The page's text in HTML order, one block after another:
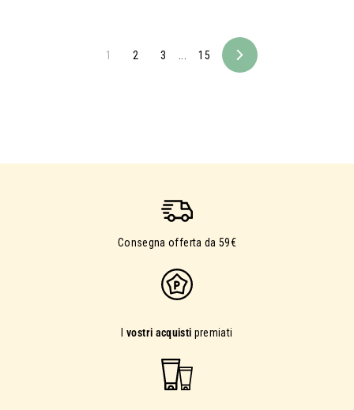
1 2 3 15
Avanti
Consegna offerta da 59€
Ivostri acquisti premiati